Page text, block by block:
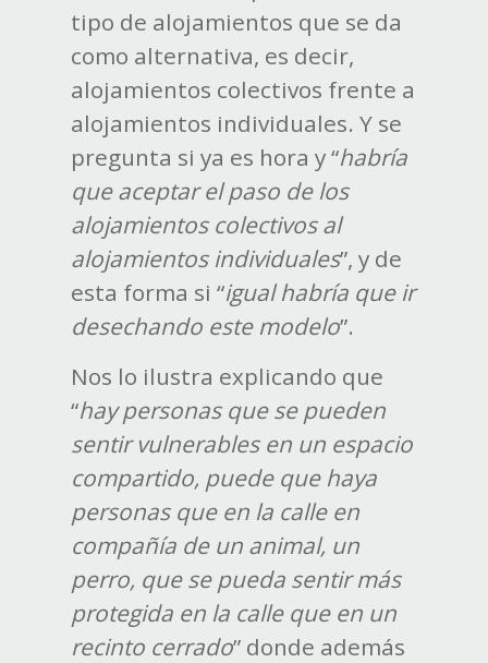
tipo de alojamientos que se da
como alternativa, es decir,
alojamientos colectivos frente a
alojamientos individuales. Y se
pregunta si ya es hora y “habría
que aceptar el paso de los
alojamientos colectivos al
alojamientos individuales”, y de
esta forma si “igual habría que ir
desechando este modelo”.
Nos lo ilustra explicando que
“hay personas que se pueden
sentir vulnerables en un espacio
compartido, puede que haya
personas que en la calle en
compañía de un animal, un
perro, que se pueda sentir más
protegida en la calle que en un
recinto cerrado” donde además